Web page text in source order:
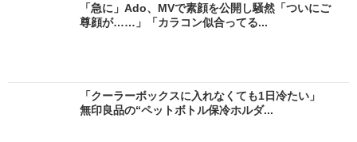
「急に」Ado、MVで素顔を公開し騒然「ついにご
尊顔が……」「カラコン似合ってる...
「クーラーボックスに入れなくても1日冷たい」
無印良品の“ペットボトル保冷ホルダ...